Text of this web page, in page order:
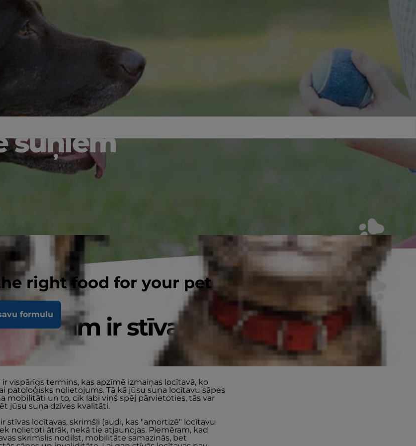
right food for your pet
formulu
suņiem
sunim ir stīvas
ir vispārīgs termins, kas apzīmē izmaiņas locītavā, ko
patoloģisks nolietojums. Tā kā jūsu suņa locītavu sāpes
mobilitāti un to, cik labi viņš spēj pārvietoties, tās var
jūsu suņa dzīves kvalitāti.
stīvas locītavas, skrimšļi (audi, kas "amortizē" locītavu
nolietoti ātrāk, nekā tie atjaunojas. Piemēram, kad
skrimslis nodilst, mobilitāte samazinās, bet